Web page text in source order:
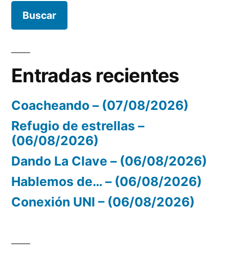
Entradas recientes
Coacheando – (07/08/2026)
Refugio de estrellas –
(06/08/2026)
Dando La Clave – (06/08/2026)
Hablemos de… – (06/08/2026)
Conexión UNI – (06/08/2026)